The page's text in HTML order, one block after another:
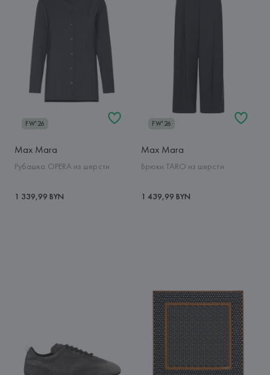
FW'26
Max Mara
Рубашка OPERA из шерсти
1 339,99 BYN
FW'26
Max Mara
Брюки TARO из шерсти
1 439,99 BYN